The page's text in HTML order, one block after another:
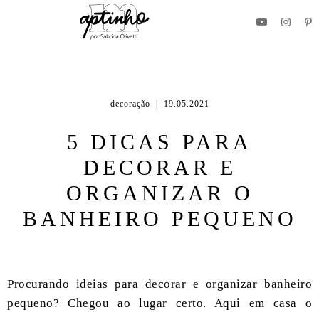
decoração | 19.05.2021
5 DICAS PARA
DECORAR E
ORGANIZAR O
BANHEIRO PEQUENO
Procurando ideias para decorar e organizar banheiro
pequeno? Chegou ao lugar certo. Aqui em casa o
Vá para versão mobile